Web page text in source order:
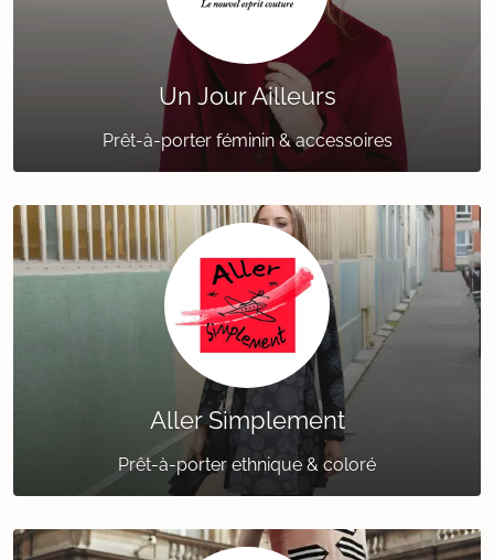
Un Jour Ailleurs
Prêt-à-porter féminin & accessoires
Aller Simplement
Prêt-à-porter ethnique & coloré